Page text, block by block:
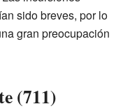
sido breves, por lo
gran preocupación
(711)